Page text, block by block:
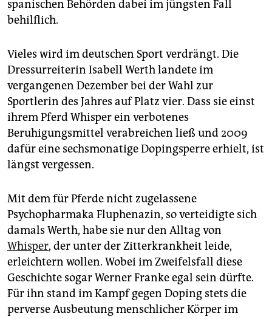
spanischen Behörden dabei im jüngsten Fall
behilflich.
Vieles wird im deutschen Sport verdrängt. Die
Dressurreiterin Isabell Werth landete im
vergangenen Dezember bei der Wahl zur
Sportlerin des Jahres auf Platz vier. Dass sie einst
ihrem Pferd Whisper ein verbotenes
Beruhigungsmittel verabreichen ließ und 2009
dafür eine sechsmonatige Dopingsperre erhielt, ist
längst vergessen.
Mit dem für Pferde nicht zugelassene
Psychopharmaka Fluphenazin, so verteidigte sich
damals Werth, habe sie nur den Alltag von
Whisper, der unter der Zitterkrankheit leide,
erleichtern wollen. Wobei im Zweifelsfall diese
Geschichte sogar Werner Franke egal sein dürfte.
Für ihn stand im Kampf gegen Doping stets die
perverse Ausbeutung menschlicher Körper im